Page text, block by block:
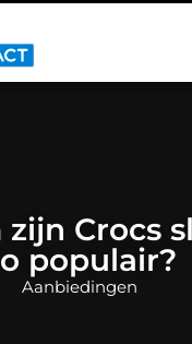
Crocs
populair?
Aanbiedingen